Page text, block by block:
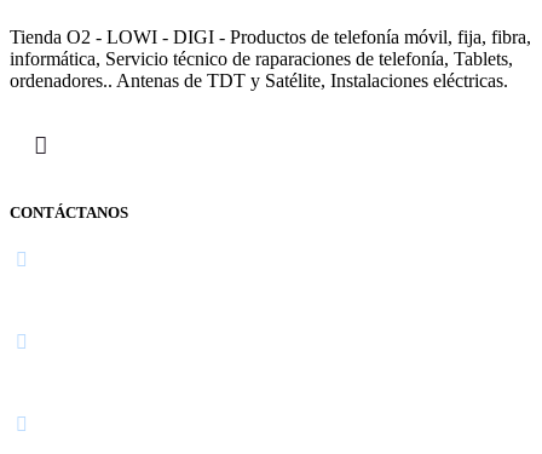
Tienda O2 - LOWI - DIGI - Productos de telefonía móvil, fija, fibra,
informática, Servicio técnico de raparaciones de telefonía, Tablets,
ordenadores.. Antenas de TDT y Satélite, Instalaciones eléctricas.
CONTÁCTANOS